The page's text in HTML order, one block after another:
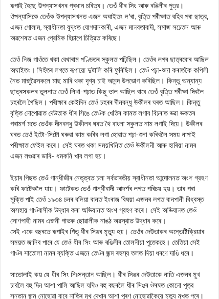
ৰূপাই হৈছে উপন্যাসখনৰ প্ৰধান চৰিত্ৰ। তেওঁ ধীৰ সিং আৰু ৰঙিলীৰ পুত্র।
ঔপন্যাসিকে তেওঁক উপন্যাসখনত এজন অঘাইতং ল’ৰা, বৃত্তি পৰীক্ষাত বহিব পৰা ছাত্র,
এজন গোলাম, স্বাধীনতা যুদ্ধত যোগদানকাৰী, এজন মানবতাবাদী, সমাজ সচেতন আৰু
অৱশেষত এজন প্রেমিক হিচাপে চিত্রিত কৰিছে।
তেওঁ নিজ গাওঁতে থকা বেথাৰাম পণ্ডিতৰ স্কুলত পঢ়িছিল। তেওঁৰ লগৰ ছাত্ৰবোৰ আছিল
অঘাইতং। সিহঁতৰ লগতে ৰূপায়ো দুষ্টালি কৰি ফুৰিছিল। তেওঁ পঢ়া-শুনা কৰাতকৈ কপিলী
নৈত মাজুৱৈসকলে মাছ মাৰি থকা দৃশ্য চাই আনন্দ উপভোগ কৰিছিল। কিন্তু অন্যান্য
ছাত্ৰসকলৰ তুলনাত তেওঁ লিখা-পঢ়াত কিছু ভাল আছিল বাবে তেওঁ বৃত্তি পৰীক্ষা দিবলৈ
চহৰলৈ গৈছিল। পৰীক্ষাৰ কেইদিন তেওঁ চহৰৰ দীনবন্ধু উকীলৰ ঘৰত আছিল। কিন্তু
বৃত্তি নোপোৱাত দেউতাক ধীৰ সিঙে তেওঁক খেতিৰ কামত লগাব বিচৰাত ভৱা ভকতৰ
পৰামৰ্শ মতে তেওঁক দীনবন্ধু উকীলৰ ঘৰত থৈ বাংলা স্কুলত নাম লগাই দিয়ে। উকীলৰ
ঘৰত তেওঁ ইটো-সিটো ঘৰুৱা কাম কৰিব লগা হোৱাত পঢ়া-শুনা কৰিবলৈ সময় নাপাই
পৰীক্ষাত ফেইল কৰে। সেই ঘৰত থকা সময়খিনিত তেওঁ উকীলনী আৰু হাৰিয়া নামৰ
এজন লগুৱাৰ ডাবি- ধমকনি খাব লগা হয়।
ইয়াৰ পিছত তেওঁ গান্ধীজীৰ নেতৃত্বত চলা সৰ্বভাৰতীয় স্বাধীনতা আন্দোলনত অংশ গ্রহণ
কৰি ফাটেকলৈ যায়। ফাটেকত তেওঁ গান্ধীবাদী আদৰ্শৰ লগত পৰিচয় হয়। তাৰ পৰা
মুক্তি পাই তেওঁ ১৯৩৪ চনৰ বলিয়া বানত ইংৰাজ বিষয়া এজনৰ লগত বানপানী বিধ্বস্ত
অসহায় গাওঁবাসীক উদ্ধাৰ কৰা অভিযানত অংশ গ্রহণ কৰে। সেই অভিযানত তেওঁ
সোণপাহী নামৰ এজনী গাভৰু ছোৱালীক নাঙঠ অৱস্থাত উদ্ধাৰ কৰে।
সেই একে বছৰতে ৰূপাইৰ পিতৃ ধীৰ সিঙৰ মৃত্যু হয়। তেওঁৰ দেউতাকৰ অন্তেষ্টিক্রিয়াৰ
সময়ত জানিব পাৰে যে তেওঁ ধীৰ সিং আৰু ৰঙিলীৰ তোলনীয়া পুতেকহে। তেতিয়া সেই
গাওঁৰ সাতোলা নামৰ ব্যক্তি এজনে তেওঁৰ জন্ম ৰহস্য তলত দিয়া ধৰণে দাঙি ধৰে।
সাতোলাই কয় যে ধীৰ সিং নিঃসন্তান আছিল। ধীৰ সিঙৰ দেউতাকে নাতি এজনৰ মুখ
চাবলৈ বহু দিন আশা পালি আছিল যদিও বহু বছৰলৈ ধীৰ সিঙৰ ঔৰষত কোনো পুত্র
সন্তান জন্ম নোহোৱা বাবে নাতিৰ মুখ দেখাৰ আশা পূৰণ নোহোৱাকৈয়ে মৃত্যু মুখত পৰে।